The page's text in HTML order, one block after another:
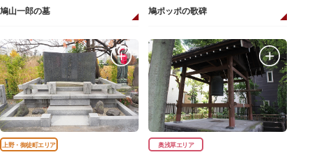
鳩山一郎の墓 鳩ポッポの歌碑
上野・御徒町エリア 奥浅草エリア